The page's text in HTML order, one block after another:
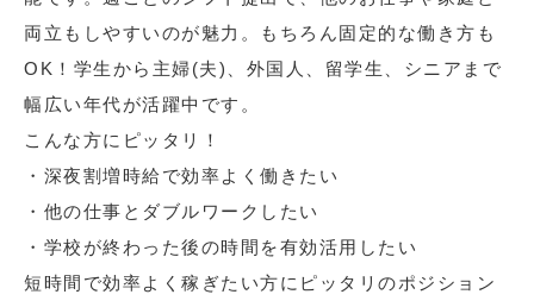
両立もしやすいのが魅力。もちろん固定的な働き方も
OK！学生から主婦(夫)、外国人、留学生、シニアまで
幅広い年代が活躍中です。
こんな方にピッタリ！
・深夜割増時給で効率よく働きたい
・他の仕事とダブルワークしたい
・学校が終わった後の時間を有効活用したい
短時間で効率よく稼ぎたい方にピッタリのポジション